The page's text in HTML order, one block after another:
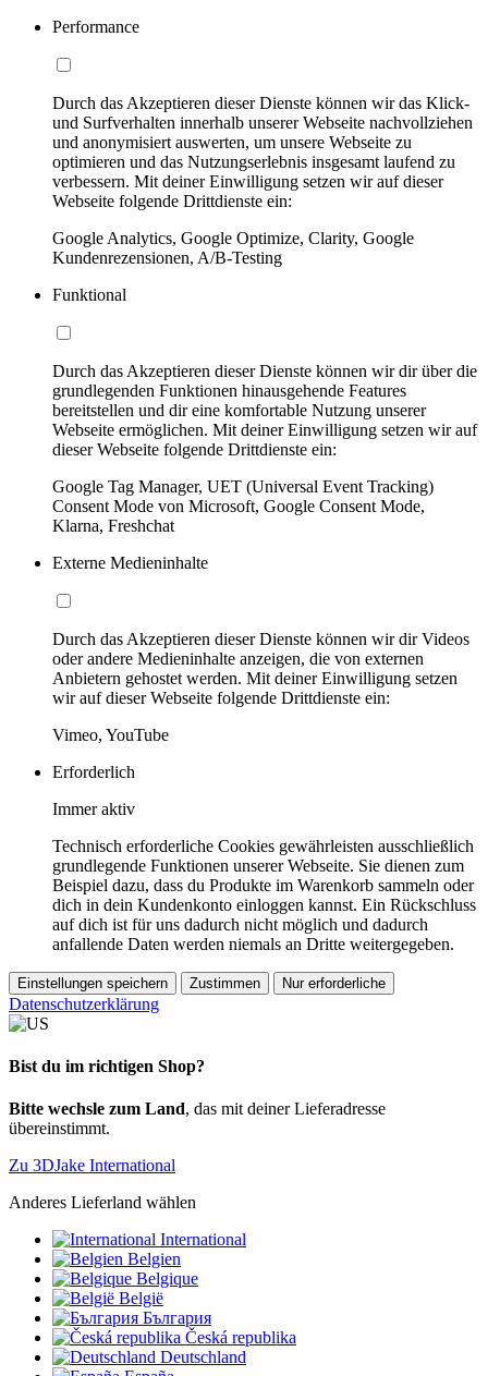
Performance
Durch das Akzeptieren dieser Dienste können wir das Klick-
und Surfverhalten innerhalb unserer Webseite nachvollziehen
und anonymisiert auswerten, um unsere Webseite zu
optimieren und das Nutzungserlebnis insgesamt laufend zu
verbessern. Mit deiner Einwilligung setzen wir auf dieser
Webseite folgende Drittdienste ein:
Google Analytics, Google Optimize, Clarity, Google
Kundenrezensionen, A/B-Testing
Funktional
Durch das Akzeptieren dieser Dienste können wir dir über die
grundlegenden Funktionen hinausgehende Features
bereitstellen und dir eine komfortable Nutzung unserer
Webseite ermöglichen. Mit deiner Einwilligung setzen wir auf
dieser Webseite folgende Drittdienste ein:
Google Tag Manager, UET (Universal Event Tracking)
Consent Mode von Microsoft, Google Consent Mode,
Klarna, Freshchat
Externe Medieninhalte
Durch das Akzeptieren dieser Dienste können wir dir Videos
oder andere Medieninhalte anzeigen, die von externen
Anbietern gehostet werden. Mit deiner Einwilligung setzen
wir auf dieser Webseite folgende Drittdienste ein:
Vimeo, YouTube
Erforderlich
Immer aktiv
Technisch erforderliche Cookies gewährleisten ausschließlich
grundlegende Funktionen unserer Webseite. Sie dienen zum
Beispiel dazu, dass du Produkte im Warenkorb sammeln oder
dich in dein Kundenkonto einloggen kannst. Ein Rückschluss
auf dich ist für uns dadurch nicht möglich und dadurch
anfallende Daten werden niemals an Dritte weitergegeben.
Einstellungen speichern Zustimmen Nur erforderliche
Datenschutzerklärung
Bist du im richtigen Shop?
Bitte wechsle zum Land, das mit deiner Lieferadresse
übereinstimmt.
Zu 3DJake International
Anderes Lieferland wählen
International
Belgien
Belgique
België
България
Česká republika
Deutschland